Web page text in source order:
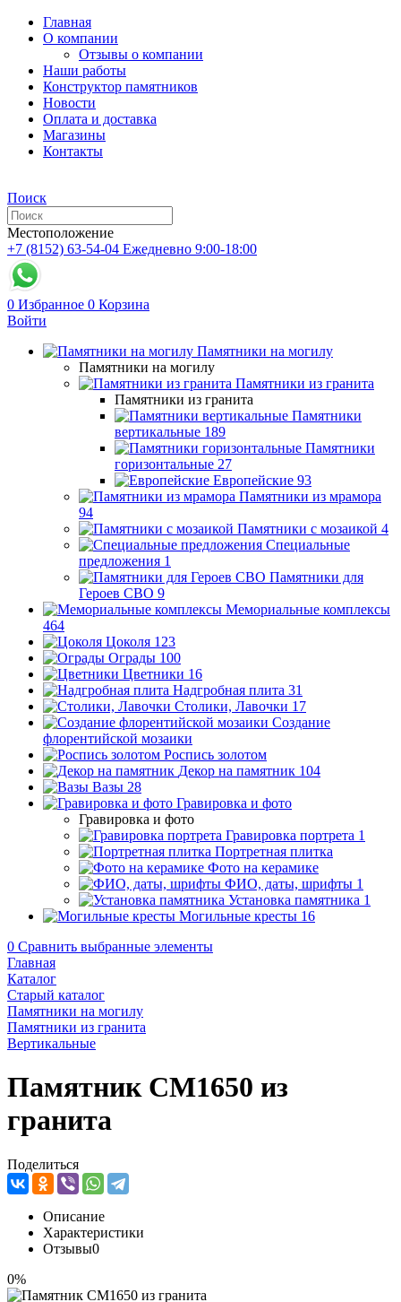
Главная
О компании
Отзывы о компании
Наши работы
Конструктор памятников
Новости
Оплата и доставка
Магазины
Контакты
Поиск
Местоположение
+7 (8152) 63-54-04 Ежедневно 9:00-18:00
0 Избранное 0 Корзина
Войти
Памятники на могилу
Памятники на могилу
Памятники из гранита
Памятники из гранита
Памятники
вертикальные 189
Памятники
горизонтальные 27
Европейские 93
Памятники из мрамора
94
Памятники с мозаикой 4
Специальные
предложения 1
Памятники для
Героев СВО 9
Мемориальные комплексы
464
Цоколя 123
Ограды 100
Цветники 16
Надгробная плита 31
Столики, Лавочки 17
Создание
флорентийской мозаики
Роспись золотом
Декор на памятник 104
Вазы 28
Гравировка и фото
Гравировка и фото
Гравировка портрета 1
Портретная плитка
Фото на керамике
ФИО, даты, шрифты 1
Установка памятника 1
Могильные кресты 16
0 Сравнить выбранные элементы
Главная
Каталог
Старый каталог
Памятники на могилу
Памятники из гранита
Вертикальные
Памятник CM1650 из
гранита
Поделиться
Описание
Характеристики
Отзывы0
0%